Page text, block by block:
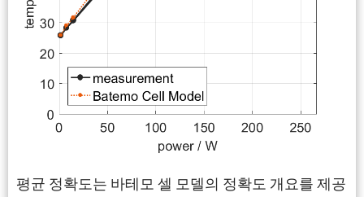
평균 정확도는 바테모 셀 모델의 정확도 개요를 제공